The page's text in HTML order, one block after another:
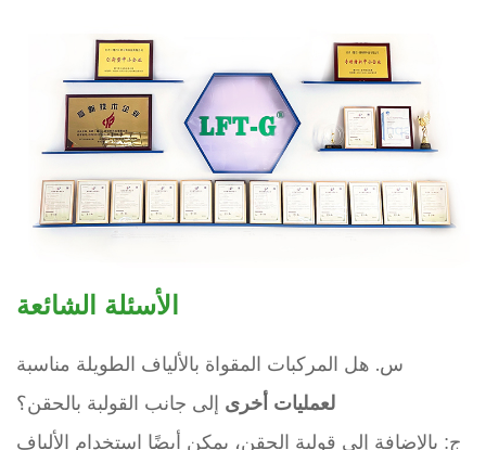
الأسئلة الشائعة
س. هل المركبات المقواة بالألياف الطويلة مناسبة
لعمليات أخرى إلى جانب القولبة بالحقن؟
ج: بالإضافة إلى قولبة الحقن، يمكن أيضًا استخدام الألياف